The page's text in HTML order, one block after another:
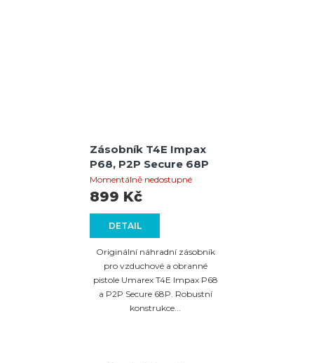
Zásobník T4E Impax
P68, P2P Secure 68P
Momentálně nedostupné
DETAIL
899 Kč
Originální náhradní zásobník
pro vzduchové a obranné
pistole Umarex T4E Impax P68
a P2P Secure 68P. Robustní
konstrukce...